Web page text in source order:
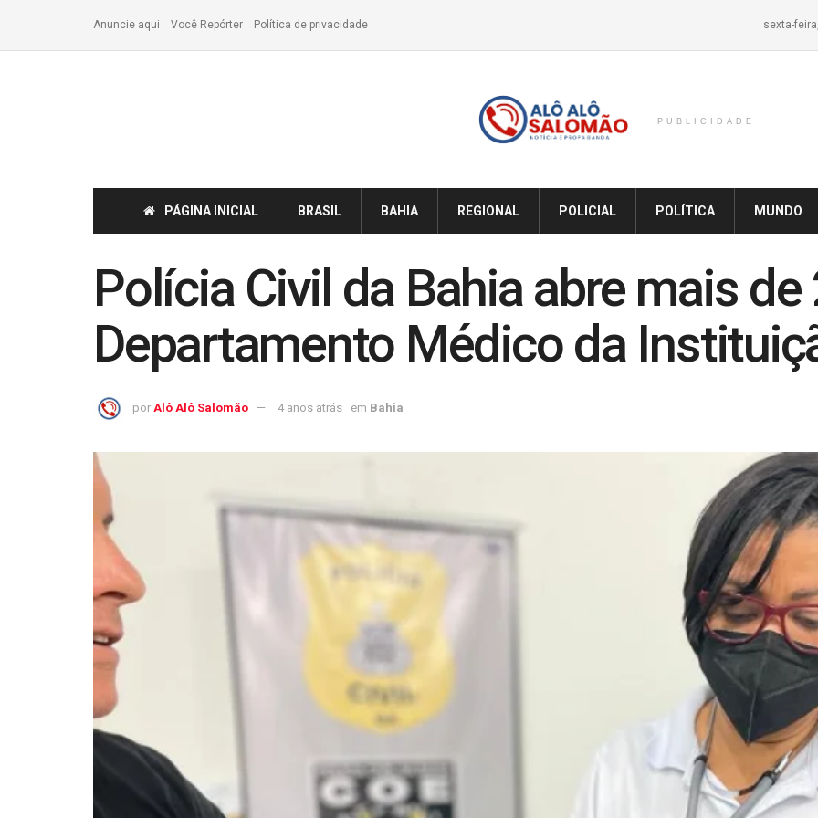
Anuncie aqui Você Repórter Política de privacidade sexta-
PUBLICIDADE
PÁGINA INICIAL BRASIL BAHIA REGIONAL POLICIAL POLÍTICA MUNDO
Polícia Civil da Bahia abre mais
Departamento Médico da
por Alô Alô Salomão 4 anos atrás em Bahia